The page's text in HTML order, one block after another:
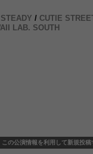
/ CUTIE
LAB. SOUTH
この公演情報を利用して新規投稿